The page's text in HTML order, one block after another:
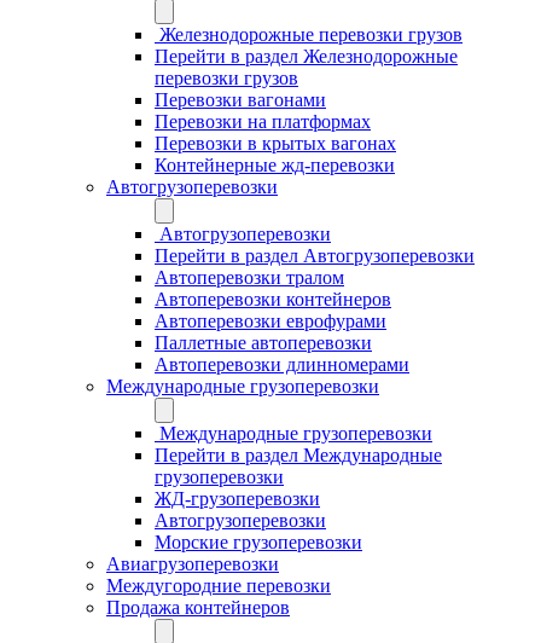
Железнодорожные перевозки грузов
Перейти в раздел Железнодорожные
перевозки грузов
Перевозки вагонами
Перевозки на платформах
Перевозки в крытых вагонах
Контейнерные жд-перевозки
Автогрузоперевозки
Автогрузоперевозки
Перейти в раздел Автогрузоперевозки
Автоперевозки тралом
Автоперевозки контейнеров
Автоперевозки еврофурами
Паллетные автоперевозки
Автоперевозки длинномерами
Международные грузоперевозки
Международные грузоперевозки
Перейти в раздел Международные
грузоперевозки
ЖД-грузоперевозки
Автогрузоперевозки
Морские грузоперевозки
Авиагрузоперевозки
Междугородние перевозки
Продажа контейнеров